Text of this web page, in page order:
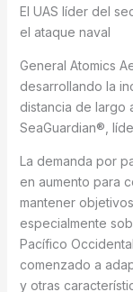
El UAS líder del
el ataque naval
General Atomics
desarrollando la
distancia de largo
SeaGuardian®,
La demanda por
en aumento para
mantener
especialmente
Pacífico
comenzado a
y otras